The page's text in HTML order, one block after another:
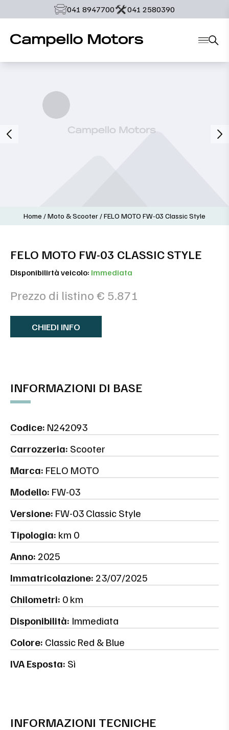
‭041 8947700‬ ‭041 2580390‬
Home /Moto & Scooter /FELO MOTO FW-03 Classic Style
FELO MOTO FW-03 CLASSIC STYLE
Disponibilirtà veicolo: Immediata
Prezzo di listino € 5.871
CHIEDI INFO
INFORMAZIONI DI BASE
Codice: N242093
Carrozzeria: Scooter
Marca: FELO MOTO
Modello: FW-03
Versione: FW-03 Classic Style
Tipologia: km 0
Anno: 2025
Immatricolazione: 23/07/2025
Chilometri: 0 km
Disponibilità: Immediata
Colore: Classic Red & Blue
IVA Esposta: Sì
INFORMAZIONI TECNICHE